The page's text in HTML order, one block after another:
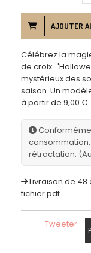
AJOUTER
Célébrez la
de croix .
mystérieux des
saison. Un
à partir de 9,00 €
rétractation.
Livraison de 48
fichier pdf
Tweeter